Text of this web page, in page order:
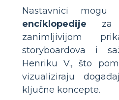
Nastavnici
enciklopedije za
zanimljivijom
storyboardova i
Henriku V., što
vizualiziraju
ključne koncepte.